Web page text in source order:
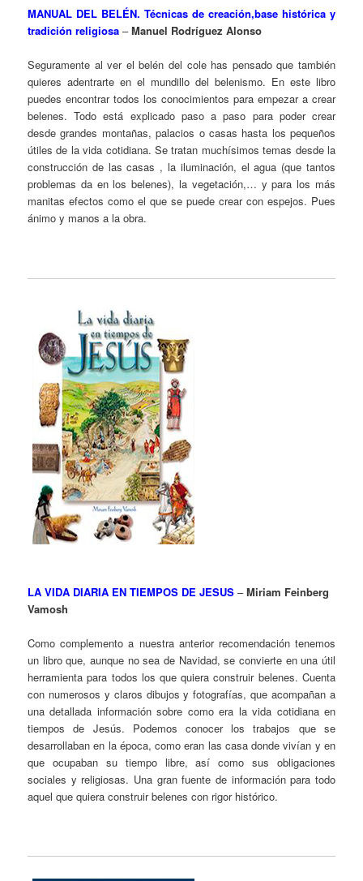
MANUAL DEL BELÉN. Técnicas de creación,base histórica y
tradición religiosa –Manuel Rodríguez Alonso
Seguramente al ver el belén del cole has pensado que también
quieres adentrarte en el mundillo del belenismo. En este libro
puedes encontrar todos los conocimientos para empezar a crear
belenes. Todo está explicado paso a paso para poder crear
desde grandes montañas, palacios o casas hasta los pequeños
útiles de la vida cotidiana. Se tratan muchísimos temas desde la
construcción de las casas , la iluminación, el agua (que tantos
problemas da en los belenes), la vegetación,… y para los más
manitas efectos como el que se puede crear con espejos. Pues
ánimo y manos a la obra.
LA VIDA DIARIA EN TIEMPOS DE JESUS–Miriam Feinberg
Vamosh
Como complemento a nuestra anterior recomendación tenemos
un libro que, aunque no sea de Navidad, se convierte en una útil
herramienta para todos los que quiera construir belenes. Cuenta
con numerosos y claros dibujos y fotografías, que acompañan a
una detallada información sobre como era la vida cotidiana en
tiempos de Jesús. Podemos conocer los trabajos que se
desarrollaban en la época, como eran las casa donde vivían y en
que ocupaban su tiempo libre, así como sus obligaciones
sociales y religiosas. Una gran fuente de información para todo
aquel que quiera construir belenes con rigor histórico.